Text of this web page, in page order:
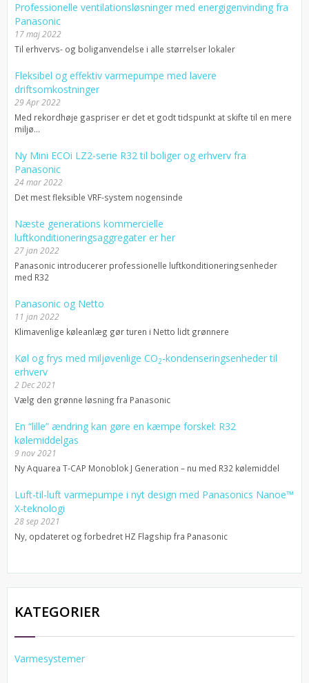
Professionelle ventilationsløsninger med energigenvinding fra
Panasonic
17 maj 2022
Til erhvervs- og boliganvendelse i alle størrelser lokaler
Fleksibel og effektiv varmepumpe med lavere
driftsomkostninger
29 Apr 2022
Med rekordhøje gaspriser er det et godt tidspunkt at skifte til en mere
miljø...
Ny Mini ECOi LZ2-serie R32 til boliger og erhverv fra
Panasonic
24 mar 2022
Det mest fleksible VRF-system nogensinde
Næste generations kommercielle
luftkonditioneringsaggregater er her
27 jan 2022
Panasonic introducerer professionelle luftkonditioneringsenheder
med R32
Panasonic og Netto
11 jan 2022
Klimavenlige køleanlæg gør turen i Netto lidt grønnere
Køl og frys med miljøvenlige CO2-kondenseringsenheder til
erhverv
2 Dec 2021
Vælg den grønne løsning fra Panasonic
En “lille” ændring kan gøre en kæmpe forskel: R32
kølemiddelgas
9 nov 2021
Ny Aquarea T-CAP Monoblok J Generation – nu med R32 kølemiddel
Luft-til-luft varmepumpe i nyt design med Panasonics Nanoe™
X-teknologi
28 sep 2021
Ny, opdateret og forbedret HZ Flagship fra Panasonic
KATEGORIER
Varmesystemer